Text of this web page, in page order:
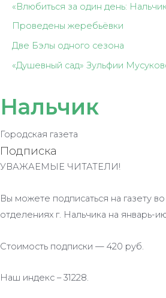
«Влюбиться за один день:
Проведены жеребьёвки
Две Бэлы одного сезона
«Душевный сад» Зульфии
Нальчик
Городская газета
Подписка
УВАЖАЕМЫЕ ЧИТАТЕЛИ!
Вы можете подписаться на газету
отделениях г. Нальчика на январь-
Стоимость подписки — 420 руб.
Наш индекс – 31228.